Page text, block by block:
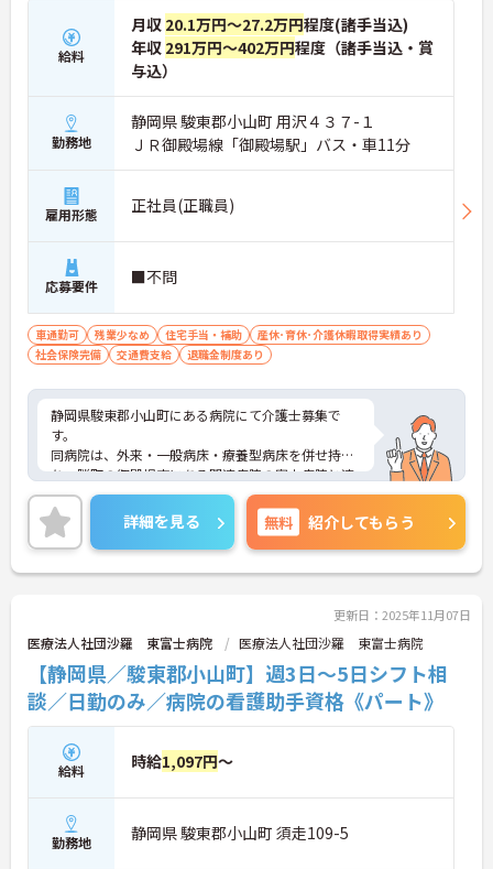
給料
月収 20.1万円～27.2万円程度(諸手当込)
年収 291万円～402万円程度（諸手当込・賞
与込）
勤務地
静岡県 駿東郡小山町 用沢４３７-１
ＪＲ御殿場線「御殿場駅」バス・車11分
雇用形態 正社員(正職員)
応募要件 ■不問
車通勤可 残業少なめ 住宅手当・補助
産休･育休･介護休暇取得実績あり
社会保険完備
交通費支給 退職金制度あり
静岡県駿東郡小山町にある病院にて介護士募集で
す。
同病院は、外来・一般病床・療養型病床を併せ持
ち、隣町の御殿場市にある関連病院の富士病院と連
携しながら保健医療から慢性期医療まで、地域住民
の方の為に幅広く活動しております。
福利厚生の充実も魅力のひとつ♪ 託児所もありま
す。
ご興味のある方はお気軽にお問い合わせください！
詳細を見る 無料 紹介してもらう
更新日：2025年11月07日
医療法人社団沙羅 東富士病院 医療法人社団沙羅 東富士病院
【静岡県／駿東郡小山町】週3日～5日シフト相
談／日勤のみ／病院の看護助手資格《パート》
給料 時給1,097円～
勤務地 静岡県 駿東郡小山町 須走109-5